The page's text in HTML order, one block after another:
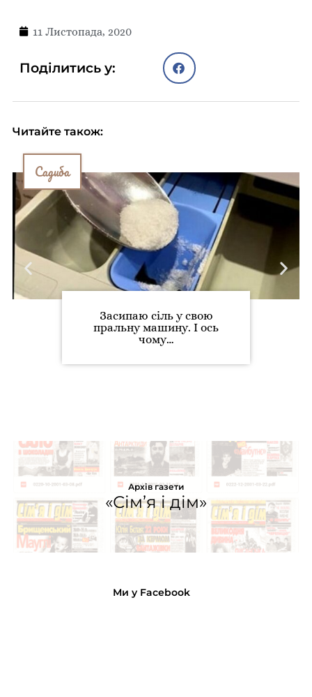
11 Листопада, 2020
Поділитись у:
Читайте також:
Садиба
Засипаю сіль у свою
пральну машину. І ось
чому…
Архів газети
«Сім’я і дім»
Ми у Facebook